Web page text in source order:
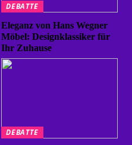
DEBATTE
Eleganz von Hans Wegner
Möbel: Designklassiker für
Ihr Zuhause
DEBATTE